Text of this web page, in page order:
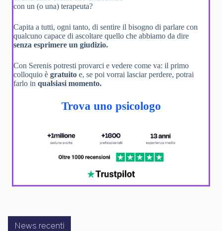
con un (o una) terapeuta?
Capita a tutti, ogni tanto, di sentire il bisogno di parlare con
qualcuno capace di ascoltare quello che abbiamo da dire
senza esprimere un giudizio.
Con Serenis potresti provarci e vedere come va: il primo
colloquio è gratuito e, se poi vorrai lasciar perdere, potrai
farlo in qualsiasi momento.
Trova uno psicologo
News recenti